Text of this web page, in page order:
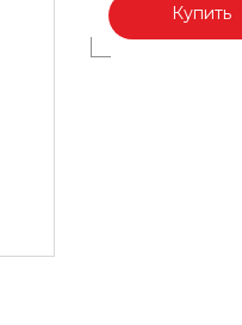
Купить